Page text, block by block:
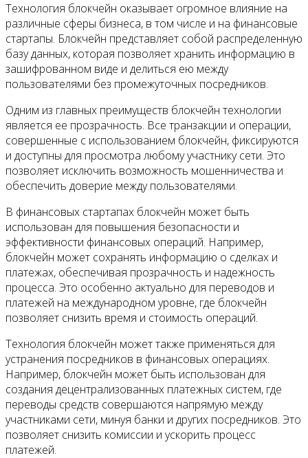
Технология блокчейн оказывает огромное влияние на
различные сферы бизнеса, в том числе и на финансовые
стартапы. Блокчейн представляет собой распределенную
базу данных, которая позволяет хранить информацию в
зашифрованном виде и делиться ею между
пользователями без промежуточных посредников.
Одним из главных преимуществ блокчейн технологии
является ее прозрачность. Все транзакции и операции,
совершенные с использованием блокчейн, фиксируются
и доступны для просмотра любому участнику сети. Это
позволяет исключить возможность мошенничества и
обеспечить доверие между пользователями.
В финансовых стартапах блокчейн может быть
использован для повышения безопасности и
эффективности финансовых операций. Например,
блокчейн может сохранять информацию о сделках и
платежах, обеспечивая прозрачность и надежность
процесса. Это особенно актуально для переводов и
платежей на международном уровне, где блокчейн
позволяет снизить время и стоимость операций.
Технология блокчейн может также применяться для
устранения посредников в финансовых операциях.
Например, блокчейн может быть использован для
создания децентрализованных платежных систем, где
переводы средств совершаются напрямую между
участниками сети, минуя банки и других посредников. Это
позволяет снизить комиссии и ускорить процесс
платежей.